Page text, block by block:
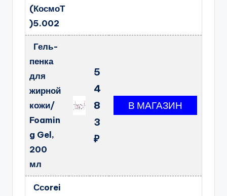
(КосмоТ
)5.002
Гель-
пенка
для
жирной
кожи/
Foamin
g Gel,
200
мл
5
4
8
3
₽
Ссorei